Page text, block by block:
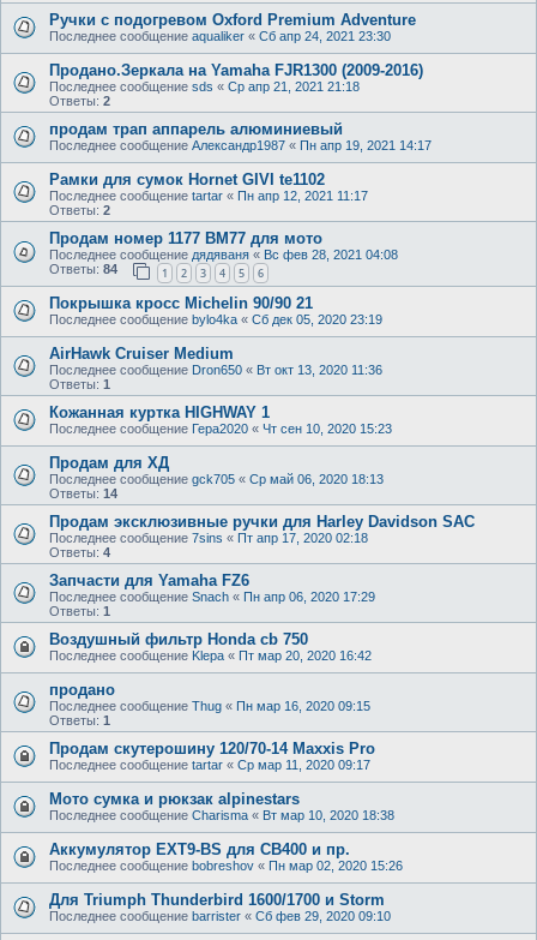
Ручки с подогревом Oxford Premium Adventure
Последнее сообщение aqualiker « Сб апр 24, 2021 23:30
Продано.Зеркала на Yamaha FJR1300 (2009-2016)
Последнее сообщение sds « Ср апр 21, 2021 21:18
Ответы: 2
продам трап аппарель алюминиевый
Последнее сообщение Александр1987 « Пн апр 19, 2021 14:17
Рамки для сумок Hornet GIVI te1102
Последнее сообщение tartar « Пн апр 12, 2021 11:17
Ответы: 2
Продам номер 1177 ВМ77 для мото
Последнее сообщение дядяваня « Вс фев 28, 2021 04:08
Ответы: 84 1 2 3 4 5 6
Покрышка кросс Michelin 90/90 21
Последнее сообщение bylo4ka « Сб дек 05, 2020 23:19
AirHawk Cruiser Medium
Последнее сообщение Dron650 « Вт окт 13, 2020 11:36
Ответы: 1
Кожанная куртка HIGHWAY 1
Последнее сообщение Гера2020 « Чт сен 10, 2020 15:23
Продам для ХД
Последнее сообщение gck705 « Ср май 06, 2020 18:13
Ответы: 14
Продам эксклюзивные ручки для Harley Davidson SAC
Последнее сообщение 7sins « Пт апр 17, 2020 02:18
Ответы: 4
Запчасти для Yamaha FZ6
Последнее сообщение Snach « Пн апр 06, 2020 17:29
Ответы: 1
Воздушный фильтр Honda cb 750
Последнее сообщение Klepa « Пт мар 20, 2020 16:42
продано
Последнее сообщение Thug « Пн мар 16, 2020 09:15
Ответы: 1
Продам скутерошину 120/70-14 Maxxis Pro
Последнее сообщение tartar « Ср мар 11, 2020 09:17
Мото сумка и рюкзак alpinestars
Последнее сообщение Charisma « Вт мар 10, 2020 18:38
Аккумулятор EXT9-BS для CB400 и пр.
Последнее сообщение bobreshov « Пн мар 02, 2020 15:26
Для Triumph Thunderbird 1600/1700 и Storm
Последнее сообщение barrister « Сб фев 29, 2020 09:10